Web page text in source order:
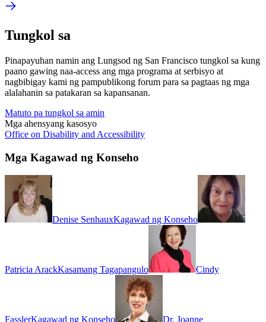
Tungkol sa
Pinapayuhan namin ang Lungsod ng San Francisco tungkol sa kung
paano gawing naa-access ang mga programa at serbisyo at
nagbibigay kami ng pampublikong forum para sa pagtaas ng mga
alalahanin sa patakaran sa kapansanan.
Matuto pa tungkol sa amin
Mga ahensyang kasosyo
Office on Disability and Accessibility
Mga Kagawad ng Konseho
Denise SenhauxKagawad ng Konseho
Patricia ArackKasamang Tagapangulo Cindy
FasslerKagawad ng Konseho Dr. Joanne